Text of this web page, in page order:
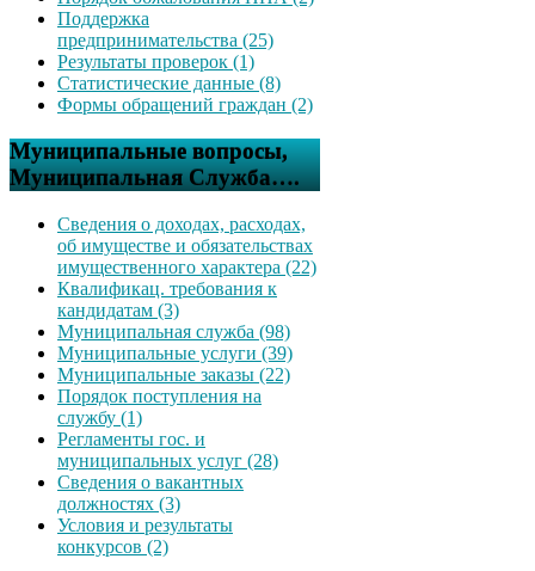
Поддержка
предпринимательства (25)
Результаты проверок (1)
Статистические данные (8)
Формы обращений граждан (2)
Муниципальные вопросы,
Муниципальная Служба….
Сведения о доходах, расходах,
об имуществе и обязательствах
имущественного характера (22)
Квалификац. требования к
кандидатам (3)
Муниципальная служба (98)
Муниципальные услуги (39)
Муниципальные заказы (22)
Порядок поступления на
службу (1)
Регламенты гос. и
муниципальных услуг (28)
Сведения о вакантных
должностях (3)
Условия и результаты
конкурсов (2)